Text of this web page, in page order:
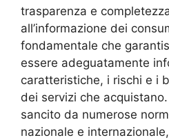
trasparenza e
all’informazione dei
fondamentale che
essere adeguatamente
caratteristiche, i rischi e i
dei servizi che
sancito da numerose
nazionale e